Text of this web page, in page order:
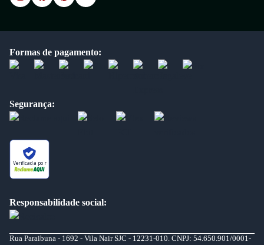
Formas de pagamento:
Segurança:
Verificada por
Responsabilidade social:
Rua Paraibuna - 1692 - Vila Nair SJC - 12231-010. CNPJ: 54.650.901/0001-